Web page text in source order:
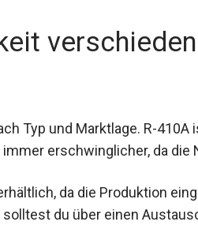
Typ und Marktlage. R-410A
erschwinglicher, da die
da die Produktion
du über einen